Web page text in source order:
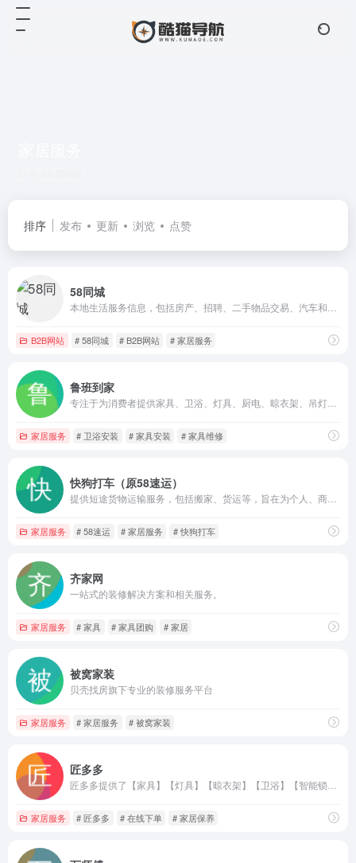
排序 发布 更新 浏览 点赞
58同城
B2B网站 # 58同城 # B2B网站 # 家居服务
鲁班到家
家居服务 # 卫浴安装 # 家具安装 # 家具维修
快狗打车（原58速运）
家居服务 # 58速运 # 家居服务 # 快狗打车
齐家网
一站式的装修解决方案和相关服务。
家居服务 # 家具 # 家具团购 # 家居
被窝家装
贝壳找房旗下专业的装修服务平台
家居服务 # 家居服务 # 被窝家装
匠多多
家居服务 # 匠多多 # 在线下单 # 家居保养